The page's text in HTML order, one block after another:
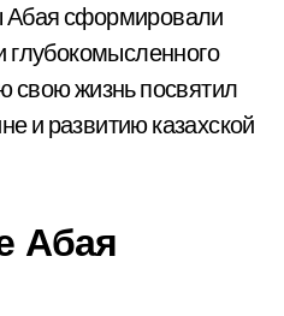
Абая сформировали
глубокомысленного
свою жизнь посвятил
и развитию казахской
Абая